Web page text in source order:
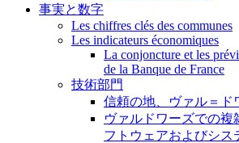
事実と数字
Les chiffres clés des communes
Les indicateurs économiques
La conjoncture et les
de la Banque de France
技術部門
信頼の地、ヴァル＝ド
ヴァルドワーズでの複
フトウェアおよびシス